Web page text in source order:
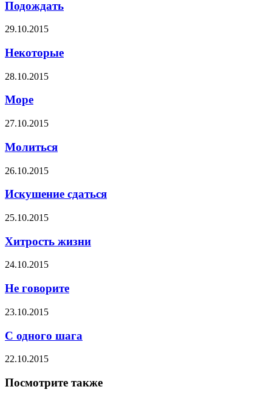
Подождать
29.10.2015
Некоторые
28.10.2015
Море
27.10.2015
Молиться
26.10.2015
Искушение сдаться
25.10.2015
Хитрость жизни
24.10.2015
Не говорите
23.10.2015
С одного шага
22.10.2015
Посмотрите также